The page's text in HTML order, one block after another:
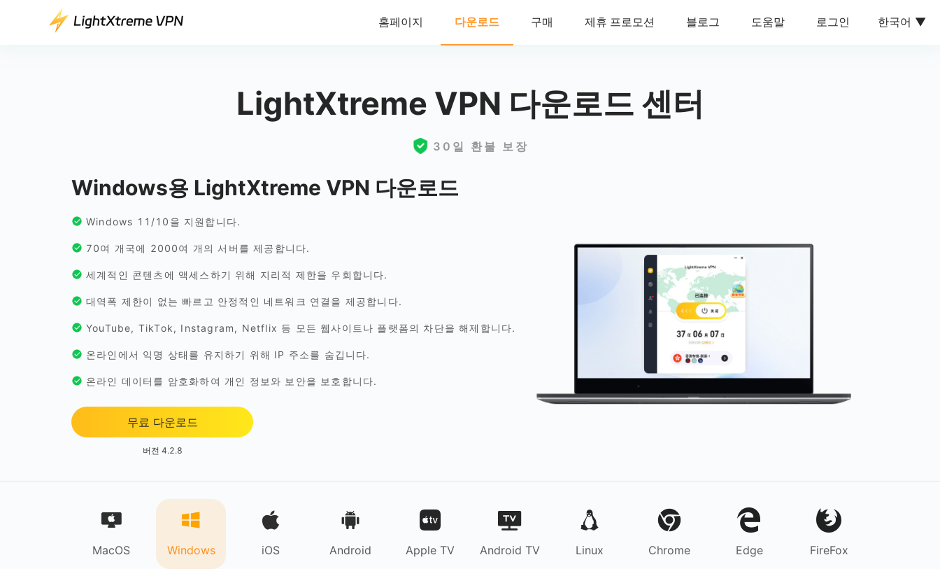
홈페이지 다운로드 구매 제휴 프로모션 블로그 도움말 로그인 한국어
LightXtreme VPN 다운로드 센터
30일 환불 보장
Windows용 LightXtreme VPN 다운로드
Windows 11/10을 지원합니다.
70여 개국에 2000여 개의 서버를 제공합니다.
세계적인 콘텐츠에 액세스하기 위해 지리적 제한을 우회합니다.
대역폭 제한이 없는 빠르고 안정적인 네트워크 연결을 제공합니다.
YouTube, TikTok, Instagram, Netflix 등 모든 웹사이트나 플랫폼의 차단을 해제합니다.
온라인에서 익명 상태를 유지하기 위해 IP 주소를 숨깁니다.
온라인 데이터를 암호화하여 개인 정보와 보안을 보호합니다.
무료 다운로드
버전 4.2.8
MacOS Windows iOS Android Apple TV Android TV Linux Chrome Edge FireFox